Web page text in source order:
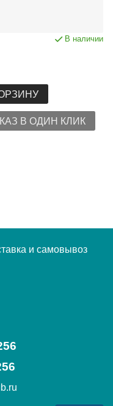
В наличии
В ОДИН КЛИК
и самовывоз